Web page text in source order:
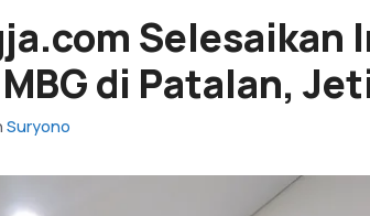
Selesaikan
di Patalan,
Suryono